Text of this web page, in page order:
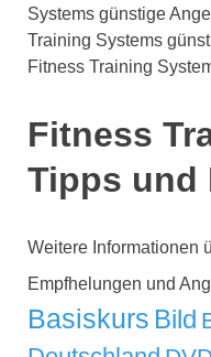
Systems günstige
Training Systems
Fitness Training
Fitness
Tipps und
Weitere Informationen
Empfhelungen und
Basiskurs Bild